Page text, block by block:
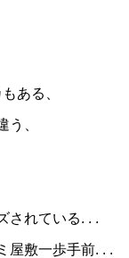
ある、
、
されている. . .
屋敷一歩手前. . .